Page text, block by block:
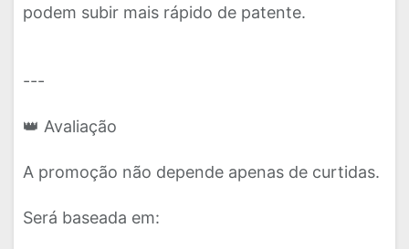
podem subir mais rápido de patente.
---
👑 Avaliação
A promoção não depende apenas de curtidas.
Será baseada em: